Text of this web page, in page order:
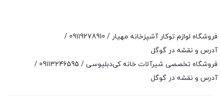
فروشگاه لوازم توکار آشپزخانه مهیار / 09119278910
/
آدرس و نقشه در گوگل
فروشگاه تخصصی شیرآلات خانه کی‌دبلیوسی / 09113246595
/
آدرس و نقشه در گوگل